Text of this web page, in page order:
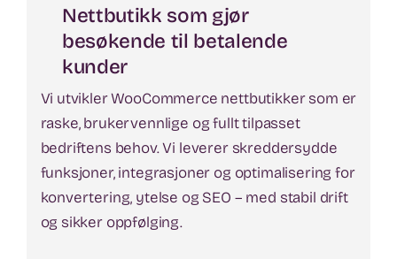
Nettbutikk som gjør
besøkende til betalende
kunder
Vi utvikler WooCommerce nettbutikker som er
raske, brukervennlige og fullt tilpasset
bedriftens behov. Vi leverer skreddersydde
funksjoner, integrasjoner og optimalisering for
konvertering, ytelse og SEO – med stabil drift
og sikker oppfølging.